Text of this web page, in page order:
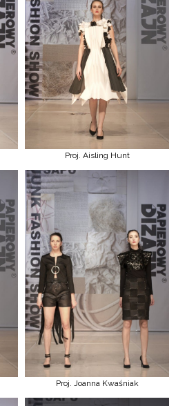
Proj. Aisling Hunt
Proj. Joanna Kwaśniak